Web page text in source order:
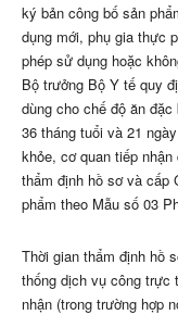
ký bản công bố sản
dụng mới, phụ gia thực
phép sử dụng hoặc
Bộ trưởng Bộ Y tế quy
dùng cho chế độ ăn
36 tháng tuổi và 21
khỏe, cơ quan tiếp
thẩm định hồ sơ và cấp
phẩm theo Mẫu số 03
Thời gian thẩm định hồ
thống dịch vụ công trực
nhận (trong trường hợp